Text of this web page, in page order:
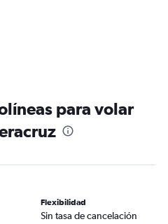
para volar
Flexibilidad
Sin tasa de cancelación